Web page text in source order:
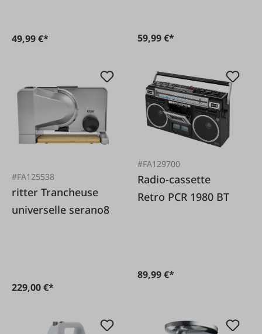
49,99 €* 59,99 €*
#FA125538
ritter Trancheuse
universelle serano8
229,00 €*
#FA129700
Radio-cassette
Retro PCR 1980 BT
89,99 €*